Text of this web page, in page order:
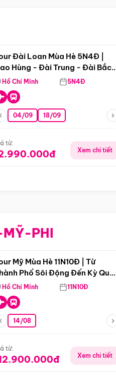
Đài Loan Mùa Hè 5N4Đ |
Hùng - Đài Trung - Đài Bắc
Vj)
Hồ Chí Minh 5N4Đ
04/09 18/09
từ:
Xem chi tiết
MỸ-PHI
Mỹ Mùa Hè 11N10Đ | Từ
Phố Sôi Động Đến Kỳ Quan
Nhiên Mỹ
Hồ Chí Minh 11N10Đ
14/08
từ:
Xem chi tiết